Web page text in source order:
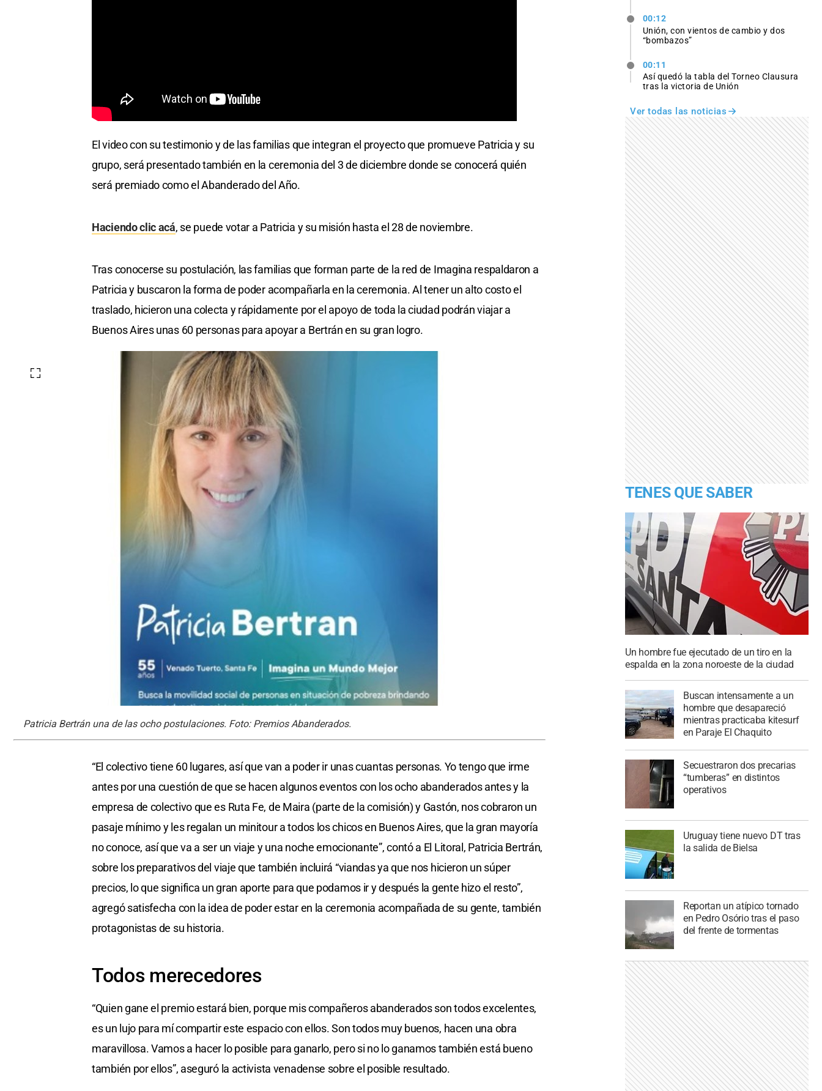
El video con su testimonio y de las familias que integran el proyecto que promueve Patricia y su
grupo, será presentado también en la ceremonia del 3 de diciembre donde se conocerá quién
será premiado como el Abanderado del Año.
Haciendo clic acá, se puede votar a Patricia y su misión hasta el 28 de noviembre.
Tras conocerse su postulación, las familias que forman parte de la red de Imagina respaldaron a
Patricia y buscaron la forma de poder acompañarla en la ceremonia. Al tener un alto costo el
traslado, hicieron una colecta y rápidamente por el apoyo de toda la ciudad podrán viajar a
Buenos Aires unas 60 personas para apoyar a Bertrán en su gran logro.
Patricia Bertrán una de las ocho postulaciones. Foto: Premios Abanderados.
“El colectivo tiene 60 lugares, así que van a poder ir unas cuantas personas. Yo tengo que irme
antes por una cuestión de que se hacen algunos eventos con los ocho abanderados antes y la
empresa de colectivo que es Ruta Fe, de Maira (parte de la comisión) y Gastón, nos cobraron un
pasaje mínimo y les regalan un minitour a todos los chicos en Buenos Aires, que la gran mayoría
no conoce, así que va a ser un viaje y una noche emocionante”, contó a El Litoral, Patricia Bertrán,
sobre los preparativos del viaje que también incluirá “viandas ya que nos hicieron un súper
precios, lo que significa un gran aporte para que podamos ir y después la gente hizo el resto”,
agregó satisfecha con la idea de poder estar en la ceremonia acompañada de su gente, también
protagonistas de su historia.
Todos merecedores
“Quien gane el premio estará bien, porque mis compañeros abanderados son todos excelentes,
es un lujo para mí compartir este espacio con ellos. Son todos muy buenos, hacen una obra
maravillosa. Vamos a hacer lo posible para ganarlo, pero si no lo ganamos también está bueno
también por ellos”, aseguró la activista venadense sobre el posible resultado.
00:12
Unión, con vientos de cambio y dos
“bombazos”
00:11
Así quedó la tabla del Torneo Clausura
tras la victoria de Unión
Ver todas las noticias
TENES QUE SABER
Un hombre fue ejecutado de un tiro en la
espalda en la zona noroeste de la ciudad
Buscan intensamente a un
hombre que desapareció
mientras practicaba kitesurf
en Paraje El Chaquito
Secuestraron dos precarias
“tumberas” en distintos
operativos
Uruguay tiene nuevo DT tras
la salida de Bielsa
Reportan un atípico tornado
en Pedro Osório tras el paso
del frente de tormentas